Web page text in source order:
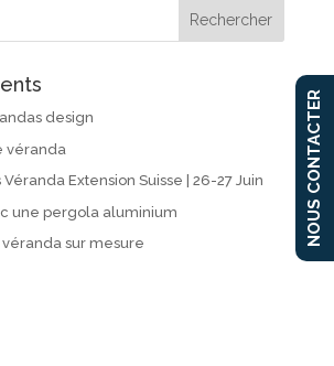
design
véranda
Extension Suisse | 26-27 Juin
une pergola aluminium
sur mesure
NOUS CONTACTER